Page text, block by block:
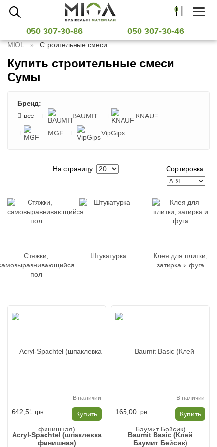
0
Toggle
050 307-30-86 050 307-30-46
MIOL Строительные смеси
Купить строительные смеси
Сумы
Бренд:
все
BAUMIT KNAUF
MGF VipGips
На страницу: Сортировка:
Стяжки,
пол
Штукатурка
Клея для плитки,
затирка и фуга
В наличии
642,51 грн Купить
Acryl-Spachtel (шпаклевка
финишная)
В наличии
165,00 грн Купить
Baumit Basic (Клей
Баумит Бейсик)